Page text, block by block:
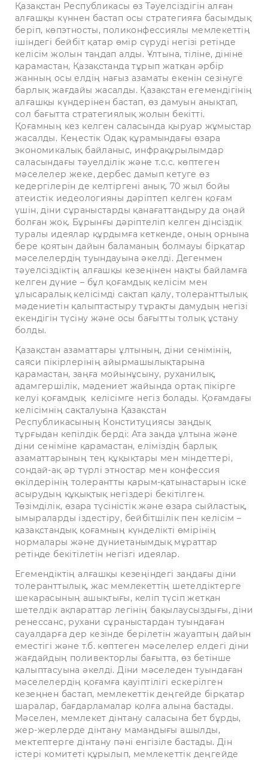
Қазақстан Республикасы өз Тәуелсіздігін алған
алғашқы күннен бастап осы стратегияға басымдық
беріп, көпэтносты, поликонфессиялы мемлекеттің
ішіндегі бейбіт қатар өмір сүруді негізі ретінде
келісім жолын таңдап алды. Ұлтына, тіліне, дініне
қарамастан, Қазақстанда тұрып жатқан әрбір
жанның осы елдің нағыз азаматы екенін сезінуге
барлық жағдайы жасалды. Қазақстан егемендігінің
алғашқы күндерінен бастап, өз дамуын анықтап,
сол бағытта стратегиялық жолын бекітті.
Қоғамның кез келген саласында қыруар жұмыстар
жасалды. Кеңестік Одақ құрамындағы өзара
экономикалық байланыс, инфрақұрылымдар
саласындағы тәуелділік және т.с.с. көптеген
мәселелер жеке, дербес дамып кетуге өз
кедергілерін де келтіргені анық. 70 жыл бойы
атеистік иедеологияны дәріптеп келген қоғам
үшін, діни сұраныстарды қанағаттандыру да оңай
болған жоқ. Бұрынғы дәріптеліп келген дінсіздік
туралы идеялар құрдымға кеткенде, оның орнына
бере қоятын дайын баламаның болмауы бірқатар
мәселелердің туындауына әкелді. Дегенмен
тәуелсіздіктің алғашқы кезеңінен нақты байламға
келген дүние – бұл қоғамдық келісім мен
ұлысаралық келісімді сақтап қалу, толеранттылық
мәдениетін қалыптастыру тұрақты дамудың негізі
екендігін түсіну және осы бағытты толық ұстану
болды.
Қазақстан азаматтары ұлтының, діни сенімінің,
саяси пікірлерінің айырмашылықтарына
қарамастан, заңға мойынұсыну, руханилық,
адамгершілік, мәдениет жайында ортақ пікірге
келуі қоғамдық келісімге негіз болады. Қоғамдағы
келісімнің сақталуына Қазақстан
Республикасының Конституциясы заңдық
тұрғыдан кепілдік берді: Ата заңда ұлтына және
діни сеніміне қарамастан, еліміздің барлық
азаматтарының тең құқықтары мен міндеттері,
сондай-ақ әр түрлі этностар мен конфессия
өкілдерінің толерантты қарым-қатынастарын іске
асырудың құқықтық негіздері бекітілген.
Төзімділік, өзара түсіністік және өзара сыйластық,
ымыраларды іздестіру, бейбітшілік пен келісім –
қазақстандық қоғамның күнделікті өмірінің
нормалары және дүниетанымдық мұраттар
ретінде бекітілетін негізгі идеялар.
Егемендіктің алғашқы кезеңіндегі заңдағы діни
толеранттылық, жас мемлекеттің шетелдіктерге
шекарасының ашықтығы, келіп түсіп жетқан
шетелдік ақпараттар легінің бақылаусыздығы, діни
ренессанс, рухани сұраныстардан туындаған
сауалдарға дер кезінде берілетін жауаптың дайын
еместігі және т.б. көптеген мәселелер елдегі діни
жағдайдың поливекторлы бағытта, өз бетінше
қалыптасуына әкелді. Діни мәселеден туындаған
мәселелердің қоғамға қауіптілігі ескерілген
кезеңнен бастап, мемлекеттік деңгейде бірқатар
шаралар, бағдарламалар қолға алына бастады.
Мәселен, мемлекет дінтану саласына бет бұрды,
жер-жерлерде дінтану мамандығы ашылды,
мектептерге дінтану пәні енгізіле бастады. Дін
істері комитеті құрылып, мемлекеттік деңгейде